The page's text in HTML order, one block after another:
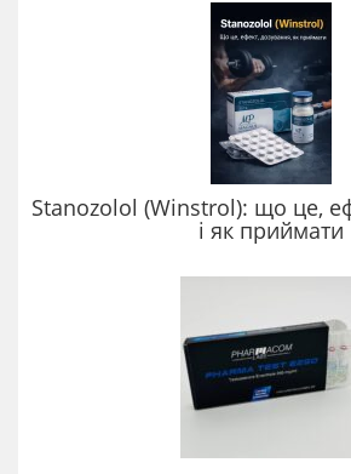
Stanozolol (Winstrol): що це,
і як приймати